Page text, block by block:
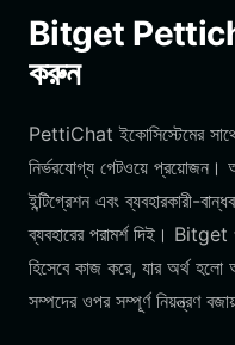
Bitget
করুন
PettiChat ইকোসিস্টেমের
নির্ভরযোগ্য গেটওয়ে প্রয়োজন।
ইন্টিগ্রেশন এবং ব্যবহারকারী-
ব্যবহারের পরামর্শ দিই। Bitget
হিসেবে কাজ করে, যার অর্থ হলো
সম্পদের ওপর সম্পূর্ণ নিয়ন্ত্রণ